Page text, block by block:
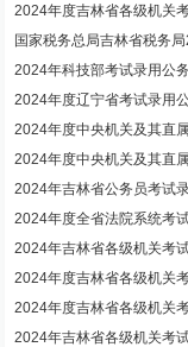
2024年度吉林省各级机关
国家税务总局吉林省税务
2024年科技部考试录用公
2024年度辽宁省考试录用
2024年度中央机关及其直
2024年度中央机关及其直
2024年吉林省公务员考试
2024年度全省法院系统考
2024年吉林省各级机关考
2024年度吉林省各级机关
2024年度吉林省各级机关
2024年吉林省各级机关考